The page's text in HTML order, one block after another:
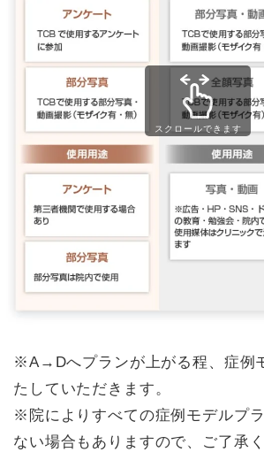
スクロールできます
※A→Dへプランが上がる程、症例
たしていただきます。
※院によりすべての症例モデルプ
ない場合もありますので、ご了承く